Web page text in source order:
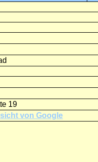
19
von Google